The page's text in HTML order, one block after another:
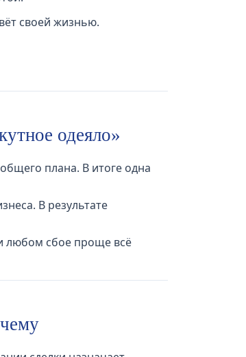
своей жизнью.
одеяло»
плана. В итоге одна
В результате
любом сбое проще всё